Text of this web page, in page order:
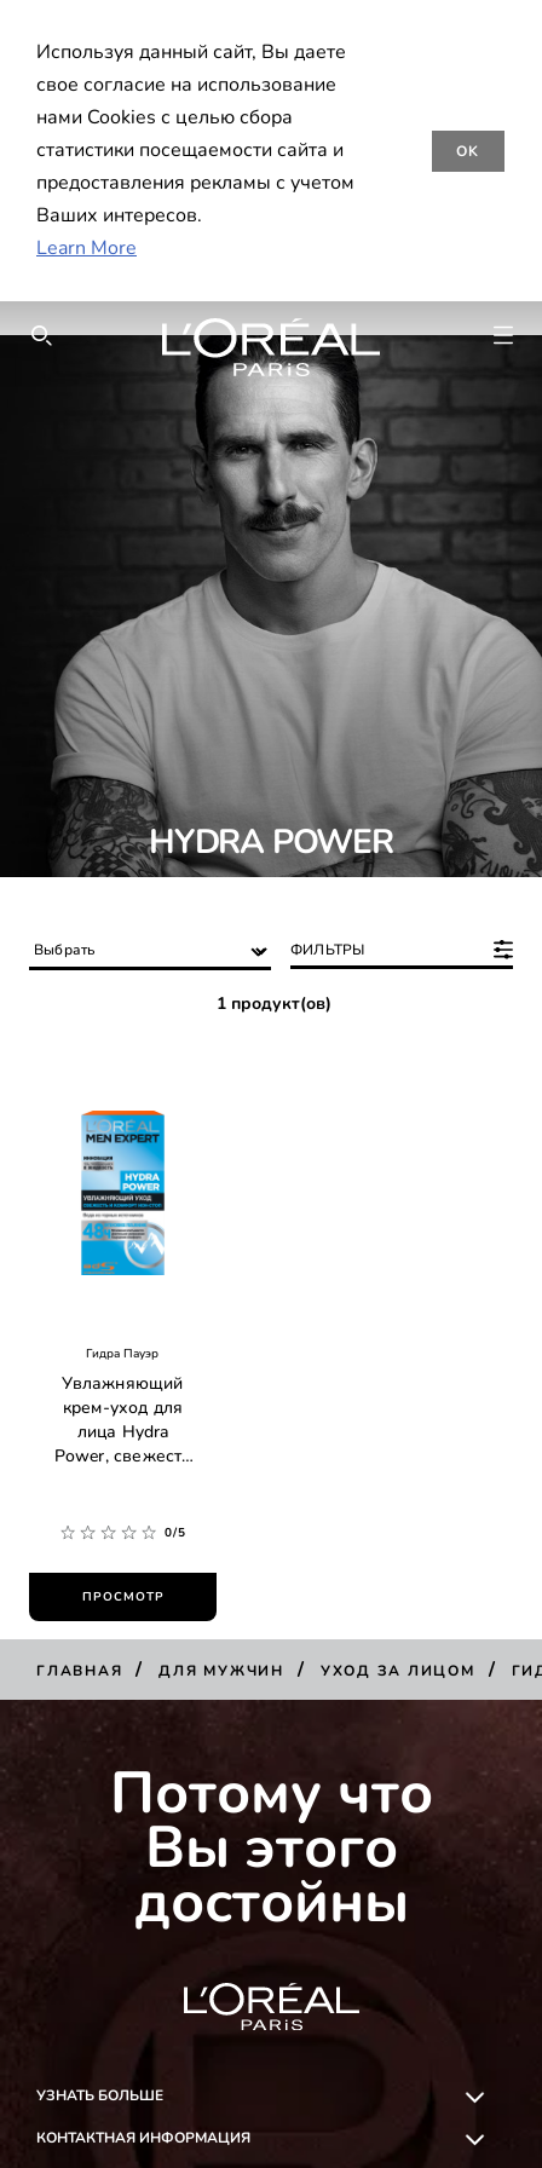
Используя данный сайт, Вы даете
свое согласие на использование
нами Cookies с целью сбора
статистики посещаемости сайта и
предоставления рекламы с учетом
Ваших интересов.
Learn More
OK
SEARCH THIS SITE
HYDRA POWER
1 продукт(ов)
ФИЛЬТРЫ
Гидра Пауэр
Увлажняющий
крем-уход для
лица Hydra
Power, свежесть
0/5
ПРОСМОТР
ГЛАВНАЯ / ДЛЯ МУЖЧИН / УХОД ЗА ЛИЦОМ /
Потому что
Вы этого
достойны
УЗНАТЬ БОЛЬШЕ
КОНТАКТНАЯ ИНФОРМАЦИЯ